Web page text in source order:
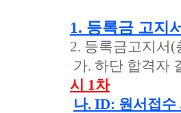
1. 등록금 고지
2. 등록금고지서
가. 하단 합격자
시 1차
나. ID: 원서접수